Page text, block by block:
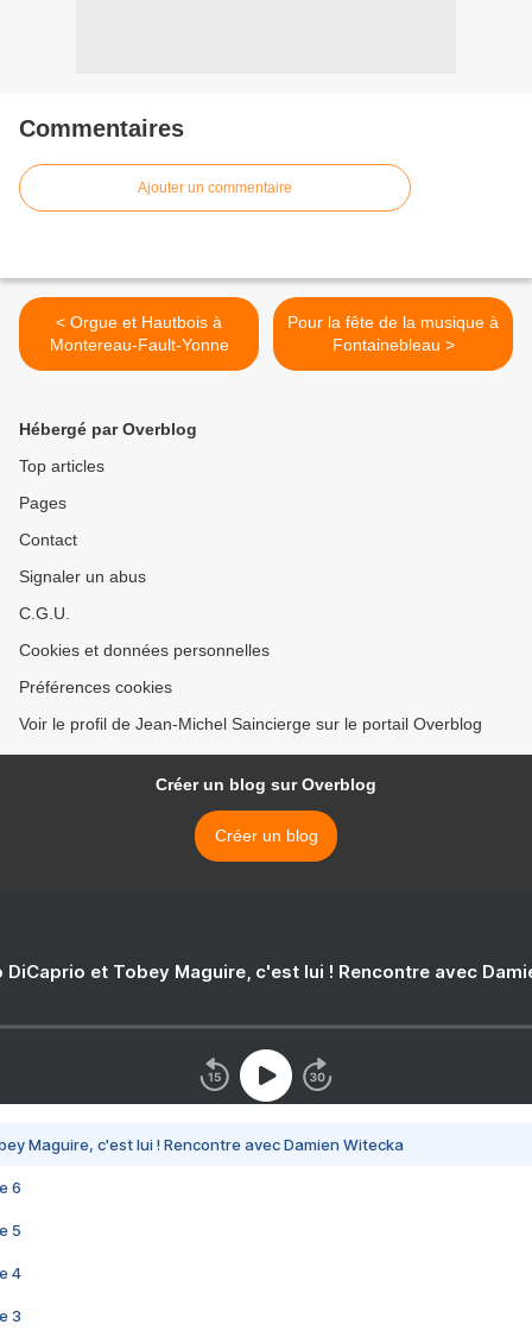
Commentaires
Ajouter un commentaire
< Orgue et Hautbois à
Montereau-Fault-Yonne
Pour la fête de la musique à
Fontainebleau >
Hébergé par Overblog
Top articles
Pages
Contact
Signaler un abus
C.G.U.
Cookies et données personnelles
Préférences cookies
Voir le profil de Jean-Michel Saincierge sur le portail Overblog
Créer un blog sur Overblog
Créer un blog
DiCaprio et Tobey Maguire, c'est lui ! Rencontre avec
Maguire, c'est lui ! Rencontre avec Damien Witecka
6
5
4
3